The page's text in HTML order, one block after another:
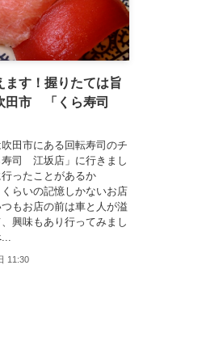
ます！握りたては旨
田市 「くら寿司
田市にある回転寿司のチ
寿司 江坂店」に行きまし
ったことがあるか
らいの記憶しかないお店
もお店の前は車と人が溢
興味もあり行ってみまし
11:30